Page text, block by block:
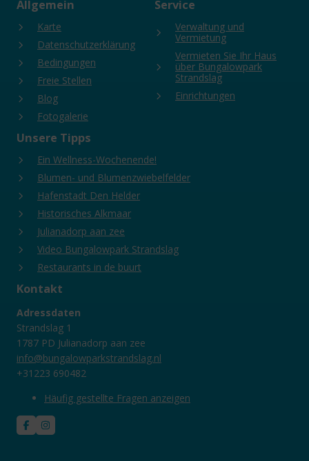
Allgemein
Karte
Datenschutzerklärung
Bedingungen
Freie Stellen
Blog
Fotogalerie
Service
Verwaltung und
Vermietung
Vermieten Sie Ihr Haus
über Bungalowpark
Strandslag
Einrichtungen
Unsere Tipps
Ein Wellness-Wochenende!
Blumen- und Blumenzwiebelfelder
Hafenstadt Den Helder
Historisches Alkmaar
Julianadorp aan zee
Video Bungalowpark Strandslag
Restaurants in de buurt
Kontakt
Adressdaten
Strandslag 1
1787 PD Julianadorp aan zee
info@bungalowparkstrandslag.nl
+31223 690482
Häufig gestellte Fragen anzeigen